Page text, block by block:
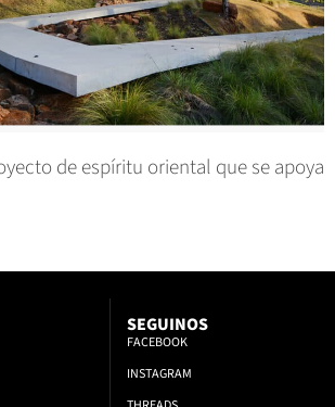
de espíritu oriental que se apoya
SEGUINOS
FACEBOOK
INSTAGRAM